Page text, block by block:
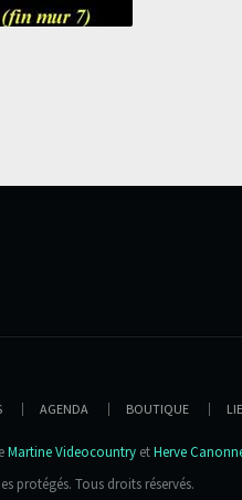
AGENDA BOUTIQUE
Martine Videocountry etHerve
protégés. Tous droits réservés.